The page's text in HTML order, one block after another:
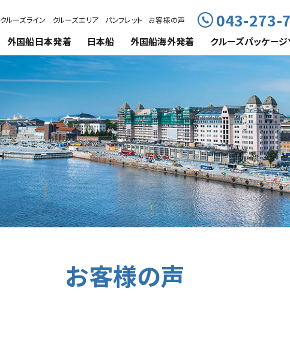
外国船日本発着 日本船 外国船海外発着 クルーズパッケージ
クルーズライン クルーズエリア パンフレット お客様の声 043-273-
お客様の声